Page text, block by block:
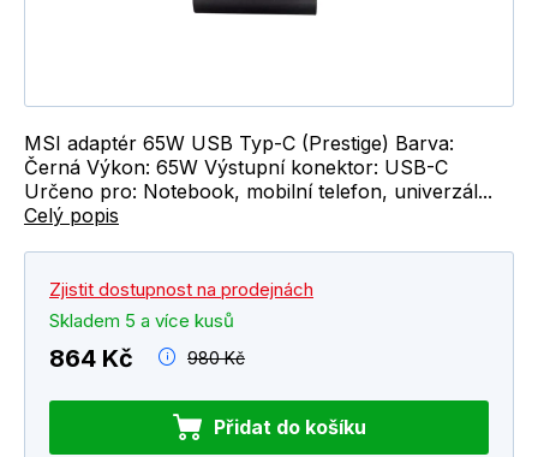
MSI adaptér 65W USB Typ-C (Prestige) Barva:
Černá Výkon: 65W Výstupní konektor: USB-C
Určeno pro: Notebook, mobilní telefon, univerzál...
Celý popis
Zjistit dostupnost na prodejnách
Skladem 5 a více kusů
864 Kč 980 Kč
Přidat do košíku